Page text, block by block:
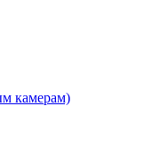
камерам)